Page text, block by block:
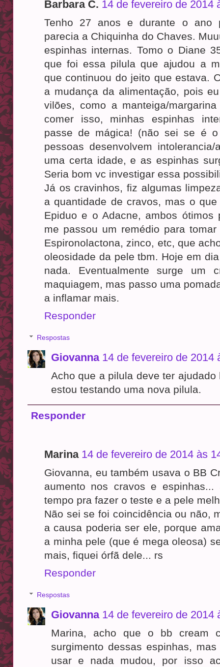
Barbara C. 14 de fevereiro de 2014
Tenho 27 anos e durante o ano
parecia a Chiquinha do Chaves.
espinhas internas. Tomo o Diane
que foi essa pilula que ajudou a
que continuou do jeito que estava.
a mudança da alimentação, pois
vilões, como a manteiga/
comer isso, minhas espinhas
passe de mágica! (não sei se é
pessoas desenvolvem
uma certa idade, e as espinhas
Seria bom vc investigar essa
Já os cravinhos, fiz algumas
a quantidade de cravos, mas o
Epiduo e o Adacne, ambos ótimos
me passou um remédio para
Espironolactona, zinco, etc, que
oleosidade da pele tbm. Hoje em
nada. Eventualmente surge um
maquiagem, mas passo uma
a inflamar mais.
Responder
Respostas
Giovanna 14 de fevereiro de 2014
Acho que a pilula deve ter
estou testando uma nova pilula.
Responder
Marina 14 de fevereiro de 2014 às
Giovanna, eu também usava o BB
aumento nos cravos e
tempo pra fazer o teste e a pele
Não sei se foi coincidência ou não,
a causa poderia ser ele, porque
a minha pele (que é mega oleosa)
mais, fiquei órfã dele... rs
Responder
Respostas
Giovanna 14 de fevereiro de 2014
Marina, acho que o bb cream
surgimento dessas espinhas,
usar e nada mudou, por isso